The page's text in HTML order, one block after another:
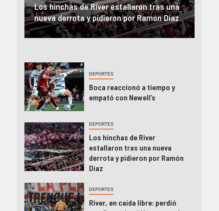
River, en caída libre: perdió con Central y
el Monumental explotó
DEPORTES
Boca reaccionó a tiempo y
empató con Newell’s
DEPORTES
Los hinchas de River
estallaron tras una nueva
derrota y pidieron por Ramón
Díaz
DEPORTES
River, en caída libre: perdió